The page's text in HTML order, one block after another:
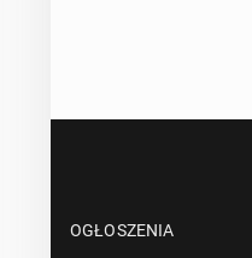
OGŁOSZENIA